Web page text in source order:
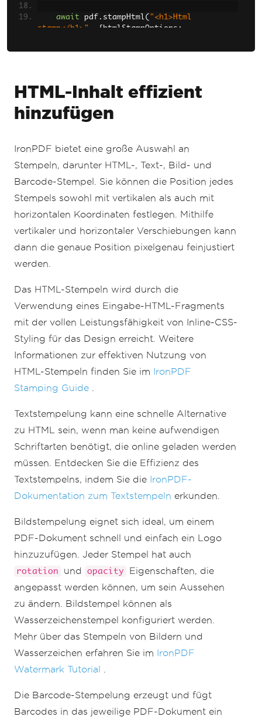
await pdf . stampHtml( "<h1>Html
stamp</h1>"
{ htmlStampOptions :
        fontFamily
"Bungee Spice"
        useGoogleFont
: true,
        fontSize
};
Stamp One Here!" , {imageStampOptions
textStampOptions})
// Define image stamp options
const imageStampOptions =
{
            unit
:
MeasurementUnit.Percentage,
},
MeasurementUnit
Percentage
            value
},
};
await pdf.stampImage("logo.png"
imageStampOptions: imageStampOptions
// Define barcode stamp options
const barcodeStampOptions
            unit
:
MeasurementUnit .Percentage ,
},
        verticalAlignment
:
VerticalAlignment
Bottom
,
        horizontalAlignment
:
HorizontalAlignment.Left,
{options: barcodeStampOptions})
await pdf.saveAs("Stamped.pdf" );
})();
HTML-Inhalt effizient
hinzufügen
IronPDF bietet eine große Auswahl an
Stempeln, darunter HTML-, Text-, Bild- und
Barcode-Stempel. Sie können die Position jedes
Stempels sowohl mit vertikalen als auch mit
horizontalen Koordinaten festlegen. Mithilfe
vertikaler und horizontaler Verschiebungen kann
dann die genaue Position pixelgenau feinjustiert
werden.
Das HTML-Stempeln wird durch die
Verwendung eines Eingabe-HTML-Fragments
mit der vollen Leistungsfähigkeit von Inline-CSS-
Styling für das Design erreicht. Weitere
Informationen zur effektiven Nutzung von
HTML-Stempeln finden Sie im IronPDF
Stamping Guide
Textstempelung kann eine schnelle Alternative
zu HTML sein, wenn man keine aufwendigen
Schriftarten benötigt, die online geladen werden
müssen. Entdecken Sie die Effizienz des
Textstempelns, indem Sie die IronPDF-
Dokumentation zum Textstempeln erkunden.
Bildstempelung eignet sich ideal, um einem
PDF-Dokument schnell und einfach ein Logo
hinzuzufügen. Jeder Stempel hat auch
rotation und opacity
Eigenschaften, die
angepasst werden können, um sein Aussehen
zu ändern. Bildstempel können als
Wasserzeichenstempel konfiguriert werden.
Mehr über das Stempeln von Bildern und
Wasserzeichen erfahren Sie im IronPDF
Watermark Tutorial
Die Barcode-Stempelung erzeugt und fügt
Barcodes in das jeweilige PDF-Dokument ein